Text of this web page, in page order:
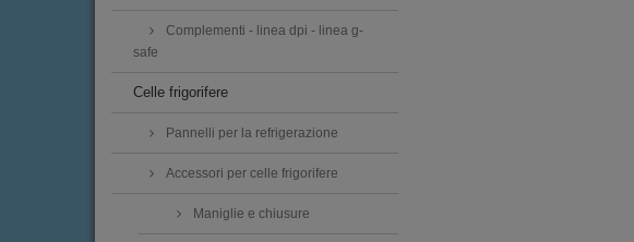
Complementi - linea dpi - linea g-
safe
Celle frigorifere
Pannelli per la refrigerazione
Accessori per celle frigorifere
Maniglie e chiusure